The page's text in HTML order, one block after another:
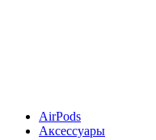
AirPods
Аксессуары